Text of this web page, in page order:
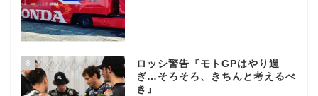
8
ロッシ警告『モトGPはやり過
ぎ…そろそろ、きちんと考えるべ
き』